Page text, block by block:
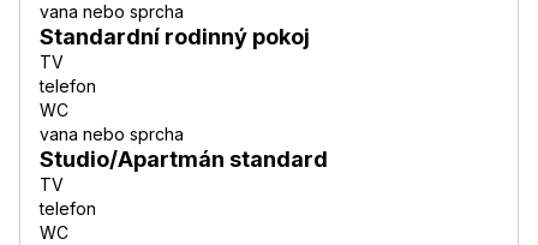
vana nebo sprcha
Standardní rodinný pokoj
TV
telefon
WC
vana nebo sprcha
Studio/Apartmán standard
TV
telefon
WC